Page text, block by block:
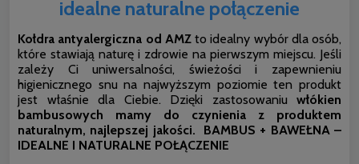
idealne naturalne połączenie
Kołdra antyalergiczna od AMZto idealny wybór dla osób,
które stawiają naturę i zdrowie na pierwszym miejscu. Jeśli
zależy Ci uniwersalności, świeżości i zapewnieniu
higienicznego snu na najwyższym poziomie ten produkt
jest właśnie dla Ciebie. Dzięki zastosowaniu włókien
bambusowych mamy do czynienia z produktem
naturalnym, najlepszej jakości.
BAMBUS + BAWEŁNA –
IDEALNE I NATURALNE POŁĄCZENIE